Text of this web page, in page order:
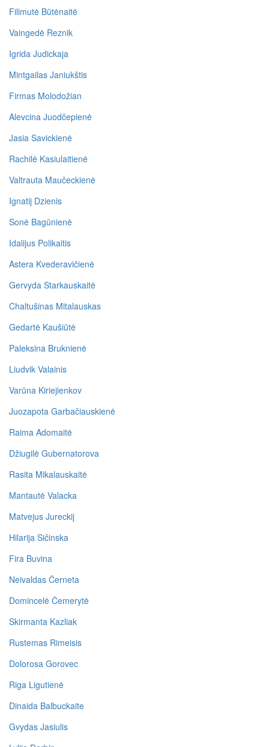
Filimutė Būtėnaitė
Vaingedė Reznik
Igrida Judickaja
Mintgailas Janiukštis
Firmas Molodožian
Alevcina Juodčepienė
Jasia Savickienė
Rachilė Kasiulaitienė
Valtrauta Maučeckienė
Ignatij Dzienis
Sonė Bagūnienė
Idalijus Polikaitis
Astera Kvederavičienė
Gervyda Starkauskaitė
Chaltušinas Mitalauskas
Gedartė Kaušiūtė
Paleksina Bruknienė
Liudvik Valainis
Varūna Kiriejienkov
Juozapota Garbačiauskienė
Raima Adomaitė
Džiugilė Gubernatorova
Rasita Mikalauskaitė
Mantautė Valacka
Matvejus Jureckij
Hilarija Sičinska
Fira Buvina
Neivaldas Černeta
Domincelė Čemerytė
Skirmanta Kazliak
Rustemas Rimeisis
Dolorosa Gorovec
Riga Ligutienė
Dinaida Balbuckaite
Gvydas Jasiulis